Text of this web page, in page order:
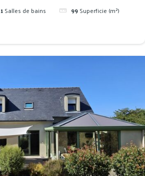
1Salles de bains 99Superficie (m²)